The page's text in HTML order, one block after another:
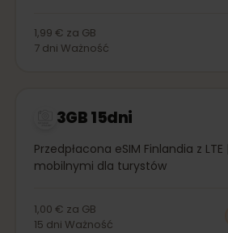
1,99 € za GB
7 dni Ważność
3GB 15dni
Przedpłacona eSIM Finlandia z
mobilnymi dla turystów
1,00 € za GB
15 dni Ważność